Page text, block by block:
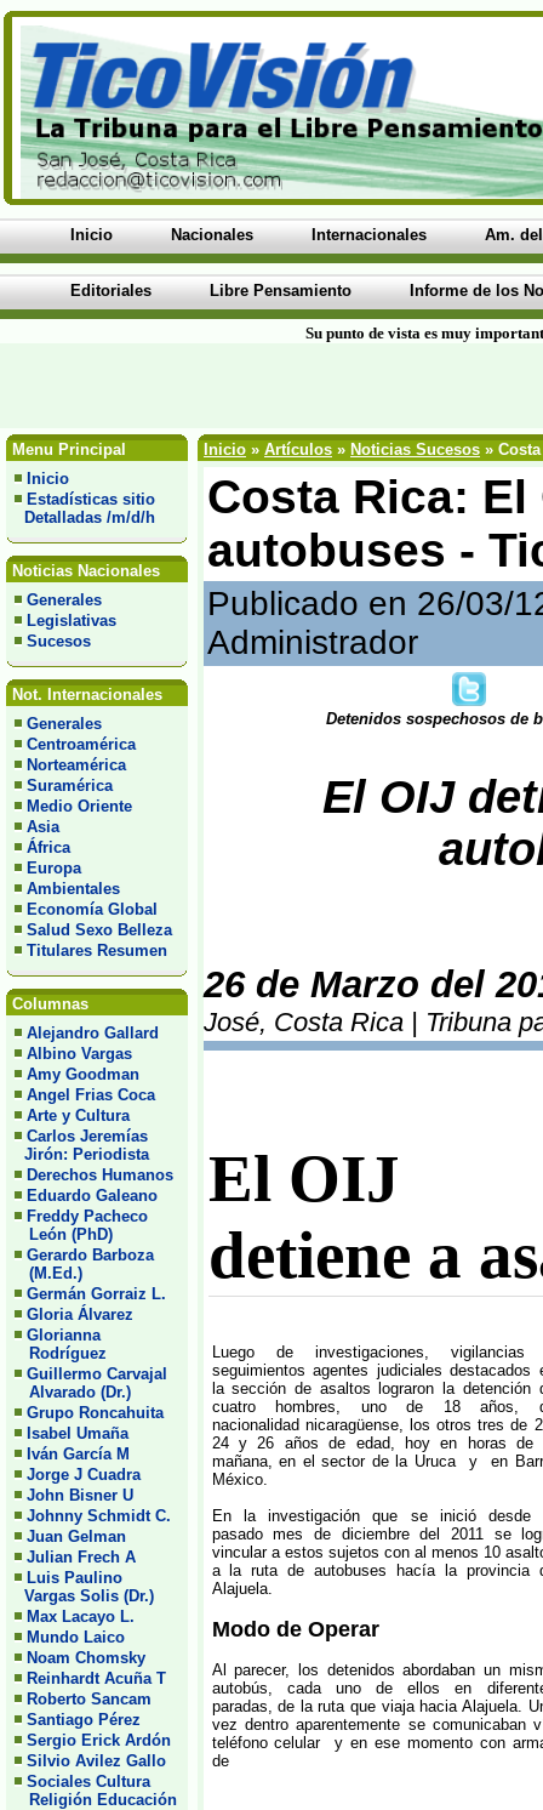
Inicio Nacionales Internacionales Am.
Editoriales Libre Pensamiento Informe de los
Su punto de vista es muy
Menu Principal
Inicio
Estadísticas sitio
Detalladas /m/d/h
Noticias Nacionales
Generales
Legislativas
Sucesos
Not. Internacionales
Generales
Centroamérica
Norteamérica
Suramérica
Medio Oriente
Asia
África
Europa
Ambientales
Economía Global
Salud Sexo Belleza
Titulares Resumen
Columnas
Alejandro Gallard
Albino Vargas
Amy Goodman
Angel Frias Coca
Arte y Cultura
Carlos Jeremías
Jirón: Periodista
Derechos Humanos
Eduardo Galeano
Freddy Pacheco
León (PhD)
Gerardo Barboza
(M.Ed.)
Germán Gorraiz L.
Gloria Álvarez
Glorianna
Rodríguez
Guillermo Carvajal
Alvarado (Dr.)
Grupo Roncahuita
Isabel Umaña
Iván García M
Jorge J Cuadra
John Bisner U
Johnny Schmidt C.
Juan Gelman
Julian Frech A
Luis Paulino
Vargas Solis (Dr.)
Max Lacayo L.
Mundo Laico
Noam Chomsky
Reinhardt Acuña T
Roberto Sancam
Santiago Pérez
Sergio Erick Ardón
Silvio Avilez Gallo
Sociales Cultura
Religión Educación
Inicio » Artículos » Noticias Sucesos »
Costa Rica:
autobuses -
Publicado en 26/03/
Administrador
Detenidos sospechosos de
El OIJ
26 de Marzo del
José, Costa Rica | Tribuna
El OIJ
detiene a
Luego de investigaciones,
seguimientos agentes judiciales destacados
la sección de asaltos lograron la detención
cuatro hombres, uno de 18 años,
nacionalidad nicaragüense, los otros tres de
24 y 26 años de edad, hoy en horas de
mañana, en el sector de la Uruca y en
México.
En la investigación que se inició desde
pasado mes de diciembre del 2011 se
vincular a estos sujetos con al menos 10
a la ruta de autobuses hacía la provincia
Alajuela.
Modo de Operar
Al parecer, los detenidos abordaban un
autobús, cada uno de ellos en
paradas, de la ruta que viaja hacia Alajuela.
vez dentro aparentemente se comunicaban
teléfono celular y en ese momento con
de